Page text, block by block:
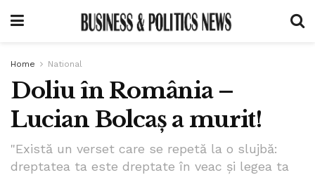
Home National
Doliu în România –
Lucian Bolcaș a murit!
"Există un verset care se repetă la o slujbă:
dreptatea ta este dreptate în veac și legea ta